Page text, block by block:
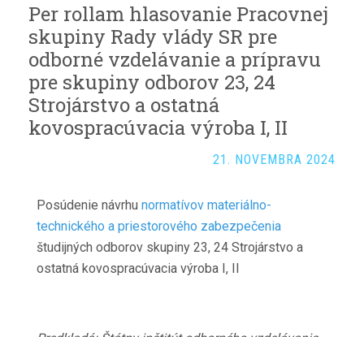
Per rollam hlasovanie Pracovnej
skupiny Rady vlády SR pre
odborné vzdelávanie a prípravu
pre skupiny odborov 23, 24
Strojárstvo a ostatná
kovospracúvacia výroba I, II
21. NOVEMBRA 2024
Posúdenie návrhu normatívov materiálno-
technického a priestorového zabezpečenia
študijných odborov skupiny 23, 24 Strojárstvo a
ostatná kovospracúvacia výroba I, II